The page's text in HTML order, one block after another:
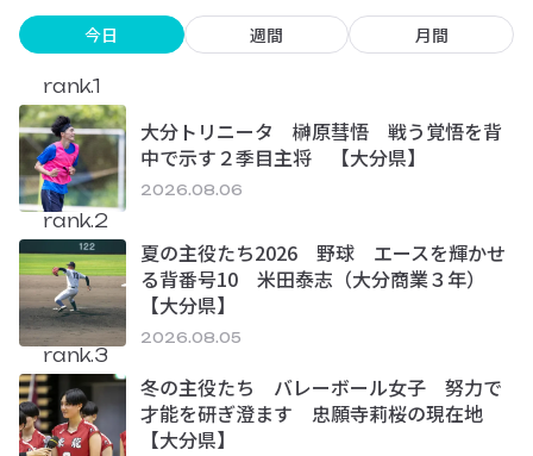
今日 週間 月間
rank.1
大分トリニータ 榊原彗悟 戦う覚悟を背
中で示す２季目主将 【大分県】
2026.08.06
rank.2
夏の主役たち2026 野球 エースを輝かせ
る背番号10 米田泰志（大分商業３年）
【大分県】
2026.08.05
rank.3
冬の主役たち バレーボール女子 努力で
才能を研ぎ澄ます 忠願寺莉桜の現在地
【大分県】